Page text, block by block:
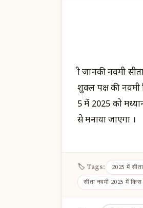
श्री जानकी नवमी
शुक्ल पक्ष की नवमी
5 में 2025 को
से मनाया जाएगा ।
🏷 Tags: 2025 में
सीता नवमी 2025 में किस